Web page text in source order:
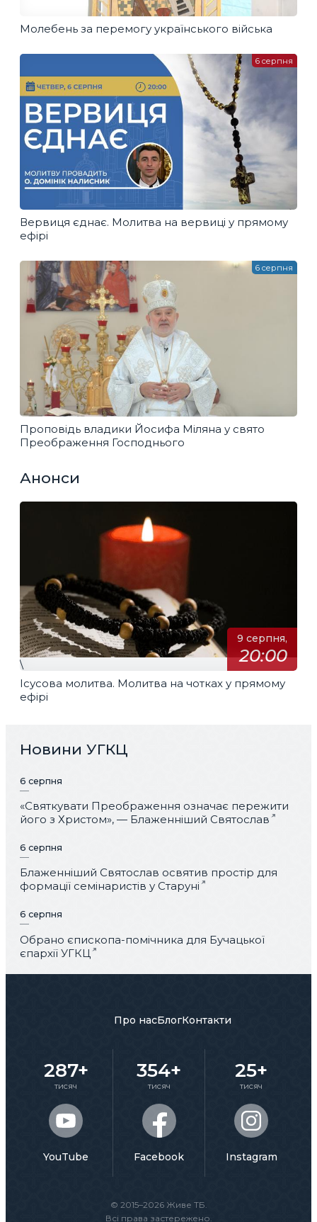
Молебень за перемогу українського війська
Вервиця єднає. Молитва на вервиці у прямому
ефірі
6 серпня
Проповідь владики Йосифа Міляна у свято
Преображення Господнього
6 серпня
Анонси
9 серпня,
20:00
\
Ісусова молитва. Молитва на чотках у прямому
ефірі
Новини УГКЦ
6 серпня
«Святкувати Преображення означає пережити
його з Христом», — Блаженніший Святослав
6 серпня
Блаженніший Святослав освятив простір для
формації семінаристів у Старуні
6 серпня
Обрано єпископа-помічника для Бучацької
єпархії УГКЦ
© 2015–2026 Живе ТБ.
Всі права застережено.
Про насБлогКонтакти
287+
тисяч
YouTube
354+
тисяч
Facebook
25+
тисяч
Instagram